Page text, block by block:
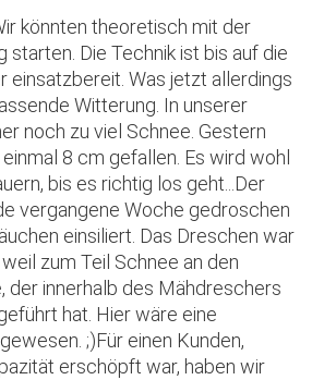
könnten theoretisch mit der
starten. Die Technik ist bis auf die
einsatzbereit. Was jetzt allerdings
Witterung. In unserer
noch zu viel Schnee. Gestern
8 cm gefallen. Es wird wohl
bis es richtig los geht...Der
vergangene Woche gedroschen
einsiliert. Das Dreschen war
zum Teil Schnee an den
der innerhalb des Mähdreschers
hat. Hier wäre eine
;)Für einen Kunden,
erschöpft war, haben wir